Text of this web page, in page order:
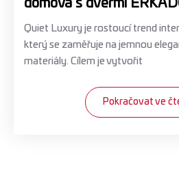
domova s ​​dveřmi
Quiet Luxury je rostoucí trend
který se zaměřuje na jemnou
materiály. Cílem je vytvořit
Pokračovat ve